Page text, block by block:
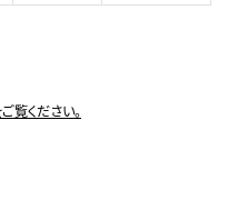
覧ください。